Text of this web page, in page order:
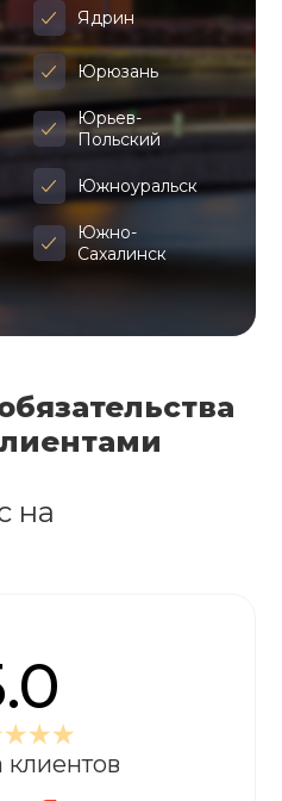
Ядрин
Юрюзань
Юрьев-
Польский
Южноуральск
Южно-
Сахалинск
на